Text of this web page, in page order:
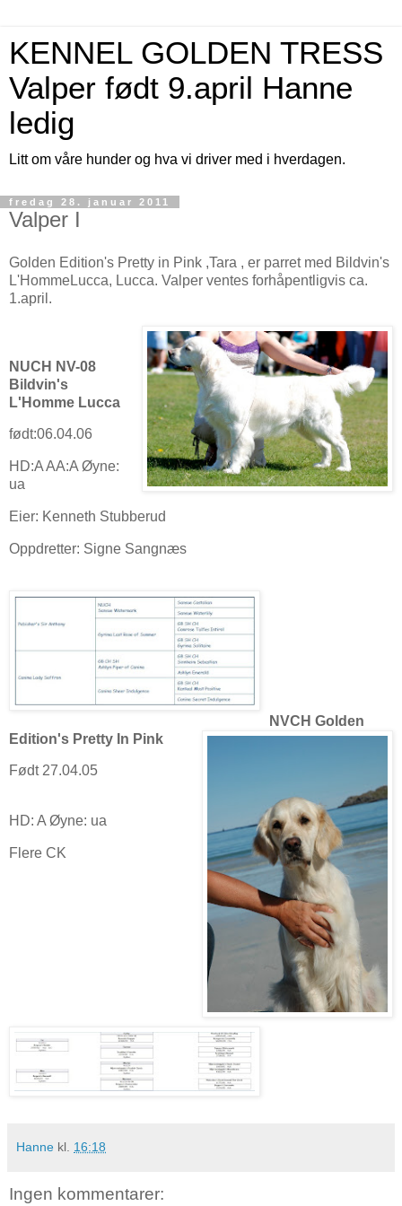
KENNEL GOLDEN TRESS
Valper født 9.april Hanne
ledig
Litt om våre hunder og hva vi driver med i hverdagen.
fredag 28. januar 2011
Valper I
Golden Edition's Pretty in Pink ,Tara , er parret med Bildvin's
L'HommeLucca, Lucca. Valper ventes forhåpentligvis ca.
1.april.
NUCH NV-08
Bildvin's
L'Homme Lucca
født:06.04.06
HD:A AA:A Øyne:
ua
Eier: Kenneth Stubberud
Oppdretter: Signe Sangnæs
NVCH Golden
Edition's Pretty In Pink
Født 27.04.05
HD: A Øyne: ua
Flere CK
Hanne kl. 16:18
Ingen kommentarer: